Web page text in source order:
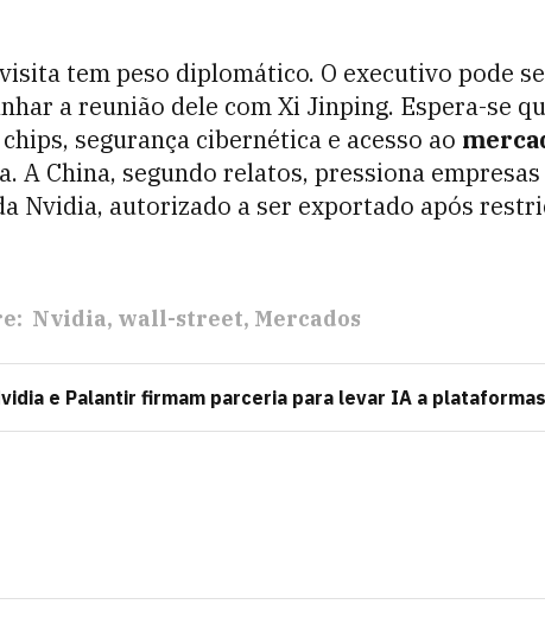
tem peso diplomático. O executivo pode
a reunião dele com Xi Jinping. Espera-se
segurança cibernética e acesso ao
A China, segundo relatos, pressiona
Nvidia, autorizado a ser exportado após
Nvidia wall-street Mercados
e Palantir firmam parceria para levar IA a